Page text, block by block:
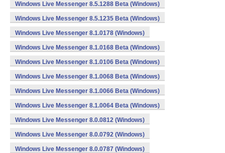
Windows Live Messenger 8.5.1288 Beta (Windows)
Windows Live Messenger 8.5.1235 Beta (Windows)
Windows Live Messenger 8.1.0178 (Windows)
Windows Live Messenger 8.1.0168 Beta (Windows)
Windows Live Messenger 8.1.0106 Beta (Windows)
Windows Live Messenger 8.1.0068 Beta (Windows)
Windows Live Messenger 8.1.0066 Beta (Windows)
Windows Live Messenger 8.1.0064 Beta (Windows)
Windows Live Messenger 8.0.0812 (Windows)
Windows Live Messenger 8.0.0792 (Windows)
Windows Live Messenger 8.0.0787 (Windows)